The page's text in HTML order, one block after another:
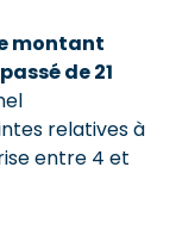
montant
de 21
relatives à
entre 4 et